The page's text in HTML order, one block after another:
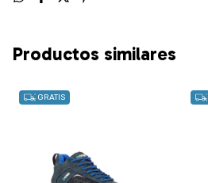
Productos similares
GRATIS